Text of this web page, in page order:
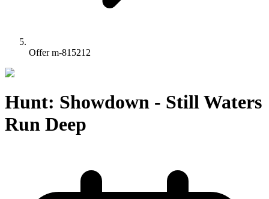
Offer m-815212
Hunt: Showdown - Still Waters
Run Deep